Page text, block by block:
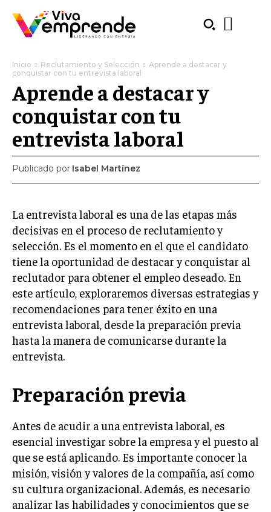
SUBSCRIBE
Welcome to Liberty Case
We have a curated list of the most noteworthy news from all
across the globe. With any subscription plan, you get access
toexclusive articlesthat let you stay ahead of the curve.
Your Profile
Inicio Reclutamiento y Selección
Aprende a destacar y
conquistar con tu entrevista laboral
Aprende a destacar y
conquistar con tu
entrevista laboral
Publicado por Isabel Martínez
La entrevista laboral es una de las etapas más
decisivas en el proceso de reclutamiento y
selección. Es el momento en el que el candidato
tiene la oportunidad de destacar y conquistar al
reclutador para obtener el empleo deseado. En
este artículo, exploraremos diversas estrategias y
recomendaciones para tener éxito en una
entrevista laboral, desde la preparación previa
hasta la manera de comunicarse durante la
entrevista.
Preparación previa
Antes de acudir a una entrevista laboral, es
esencial investigar sobre la empresa y el puesto al
que se está aplicando. Es importante conocer la
misión, visión y valores de la compañía, así como
su cultura organizacional. Además, es necesario
analizar las habilidades y conocimientos que se